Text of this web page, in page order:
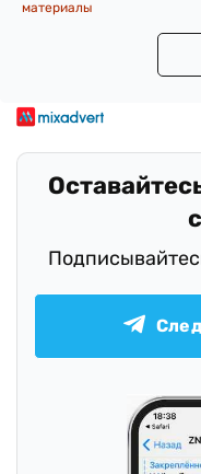
материалы